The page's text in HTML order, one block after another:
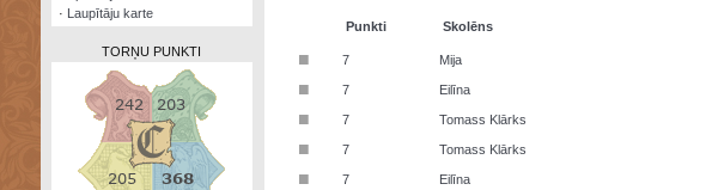
· Laupītāju karte
TORŅU PUNKTI
Punkti Skolēns
■ 7 Mija
■ 7 Eilīna
■ 7 Tomass Klārks
■ 7 Tomass Klārks
■ 7 Eilīna